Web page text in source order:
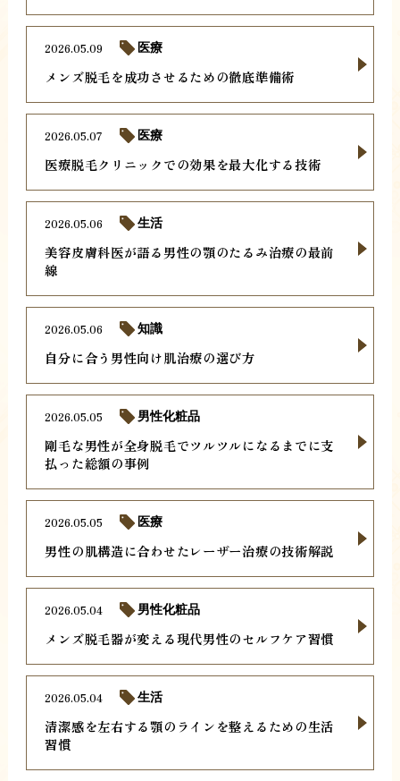
メンズ脱毛を成功させるための徹底準備術
2026.05.09 医療
医療脱毛クリニックでの効果を最大化する技術
2026.05.07 医療
美容皮膚科医が語る男性の顎のたるみ治療の最前
線
2026.05.06 生活
自分に合う男性向け肌治療の選び方
2026.05.06 知識
剛毛な男性が全身脱毛でツルツルになるまでに支
払った総額の事例
2026.05.05 男性化粧品
男性の肌構造に合わせたレーザー治療の技術解説
2026.05.05 医療
メンズ脱毛器が変える現代男性のセルフケア習慣
2026.05.04 男性化粧品
清潔感を左右する顎のラインを整えるための生活
習慣
2026.05.04 生活